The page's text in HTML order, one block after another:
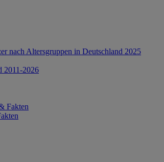
nach Altersgruppen in Deutschland 2025
2011-2026
Fakten